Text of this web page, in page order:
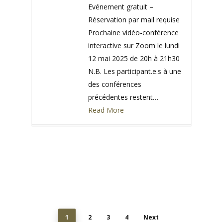
Evénement gratuit –
Réservation par mail requise
Prochaine vidéo-conférence
interactive sur Zoom le lundi
12 mai 2025 de 20h à 21h30
N.B. Les participant.e.s à une
des conférences
précédentes restent…
Read More
1 2 3 4 Next